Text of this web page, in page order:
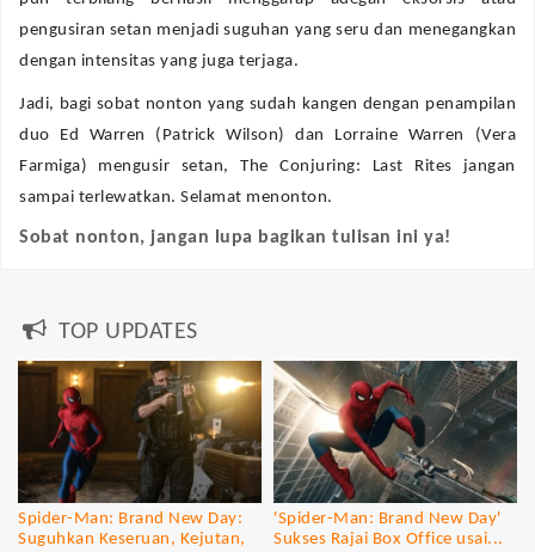
pengusiran setan menjadi suguhan yang seru dan menegangkan
dengan intensitas yang juga terjaga.
Jadi, bagi sobat nonton yang sudah kangen dengan penampilan
duo Ed Warren (Patrick Wilson) dan Lorraine Warren (Vera
Farmiga) mengusir setan, The Conjuring: Last Rites jangan
sampai terlewatkan. Selamat menonton.
Sobat nonton, jangan lupa bagikan tulisan ini ya!
TOP UPDATES
Spider-Man: Brand New Day:
Suguhkan Keseruan, Kejutan,
'Spider-Man: Brand New Day'
Sukses Rajai Box Office usai...